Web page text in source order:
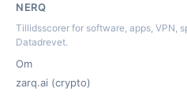
NERQ
Tillidsscorer for software, apps, VPN,
Datadrevet.
Om
zarq.ai (crypto)